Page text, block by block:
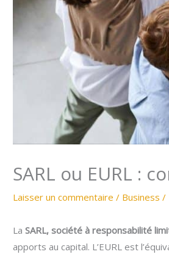
SARL ou EURL :
Laisser un commentaire / Business /
La SARL, société à responsabilité
apports au capital. L’EURL est